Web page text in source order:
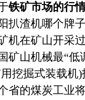
铁矿市场的行
扒渣机哪个牌
机在矿山开采
矿山机械最“低
挖掘式装载机
省的煤炭工业